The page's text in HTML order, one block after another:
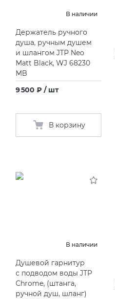
В наличии
Держатель ручного
душа, ручным душем
и шлангом JTP Neo
Matt Black, WJ 68230
MB
9 500 ₽ / шт
В корзину
В наличии
Душевой гарнитур
с подводом воды JTP
Chrome, (штанга,
ручной душ, шланг)